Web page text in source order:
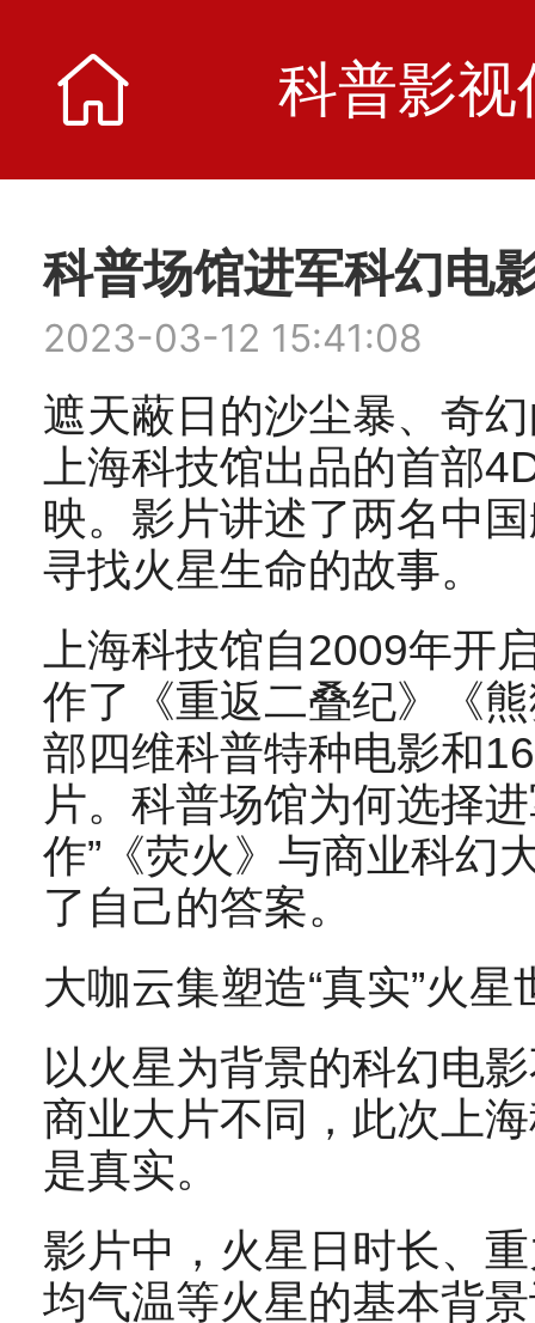
科普影视
科普影视
科普场馆进军科幻电
2023-03-12 15:41:08
遮天蔽日的沙尘暴、奇
上海科技馆出品的首部
映。影片讲述了两名中
寻找火星生命的故事。
上海科技馆自2009年开
作了《重返二叠纪》《
部四维科普特种电影和
片。科普场馆为何选择
作”《荧火》与商业科幻
了自己的答案。
大咖云集塑造“真实”火星
以火星为背景的科幻电
商业大片不同，此次上
是真实。
影片中，火星日时长、
均气温等火星的基本背